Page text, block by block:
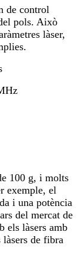
de control
pols. Això
làser,
100 g, i molts
exemple, el
i una potència
del mercat de
els làsers amb
làsers de fibra